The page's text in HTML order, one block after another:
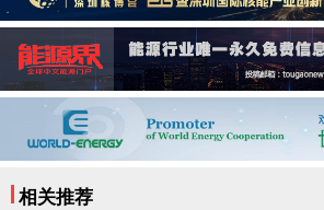
相关推荐